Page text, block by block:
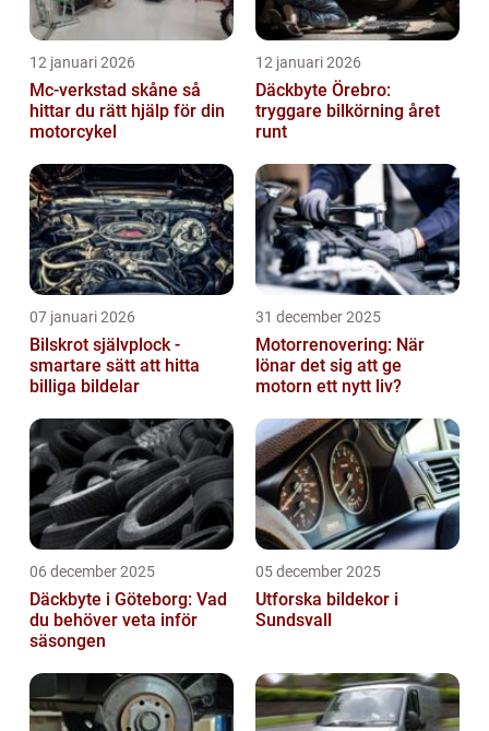
12 januari 2026
Mc-verkstad skåne så
hittar du rätt hjälp för din
motorcykel
12 januari 2026
Däckbyte Örebro:
tryggare bilkörning året
runt
07 januari 2026
Bilskrot självplock -
smartare sätt att hitta
billiga bildelar
31 december 2025
Motorrenovering: När
lönar det sig att ge
motorn ett nytt liv?
06 december 2025
Däckbyte i Göteborg: Vad
du behöver veta inför
säsongen
05 december 2025
Utforska bildekor i
Sundsvall